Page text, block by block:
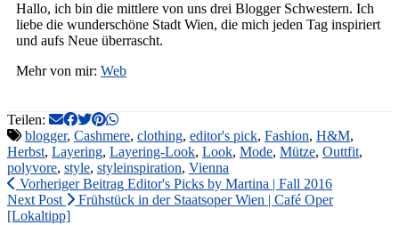
Hallo, ich bin die mittlere von uns drei Blogger Schwestern. Ich
liebe die wunderschöne Stadt Wien, die mich jeden Tag inspiriert
und aufs Neue überrascht.
Mehr von mir: Web
Teilen:
blogger, Cashmere, clothing, editor's pick, Fashion, H&M,
Herbst, Layering, Layering-Look, Look, Mode, Mütze, Outtfit,
polyvore, style, styleinspiration, Vienna
Vorheriger Beitrag Editor's Picks by Martina | Fall 2016
Next Post
Frühstück in der Staatsoper Wien | Café Oper
[Lokaltipp]